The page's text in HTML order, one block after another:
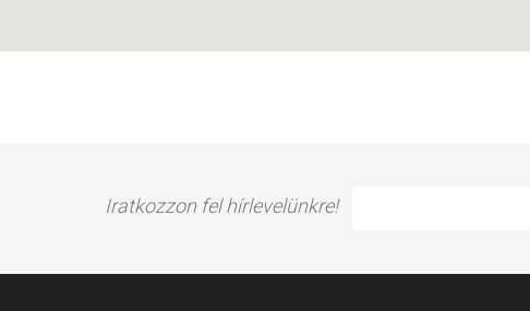
Iratkozzon fel hírlevelünkre!